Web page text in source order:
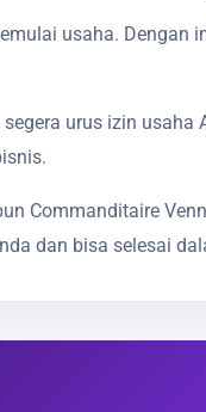
usaha.
urus izin
Commanditaire
dan bisa selesai